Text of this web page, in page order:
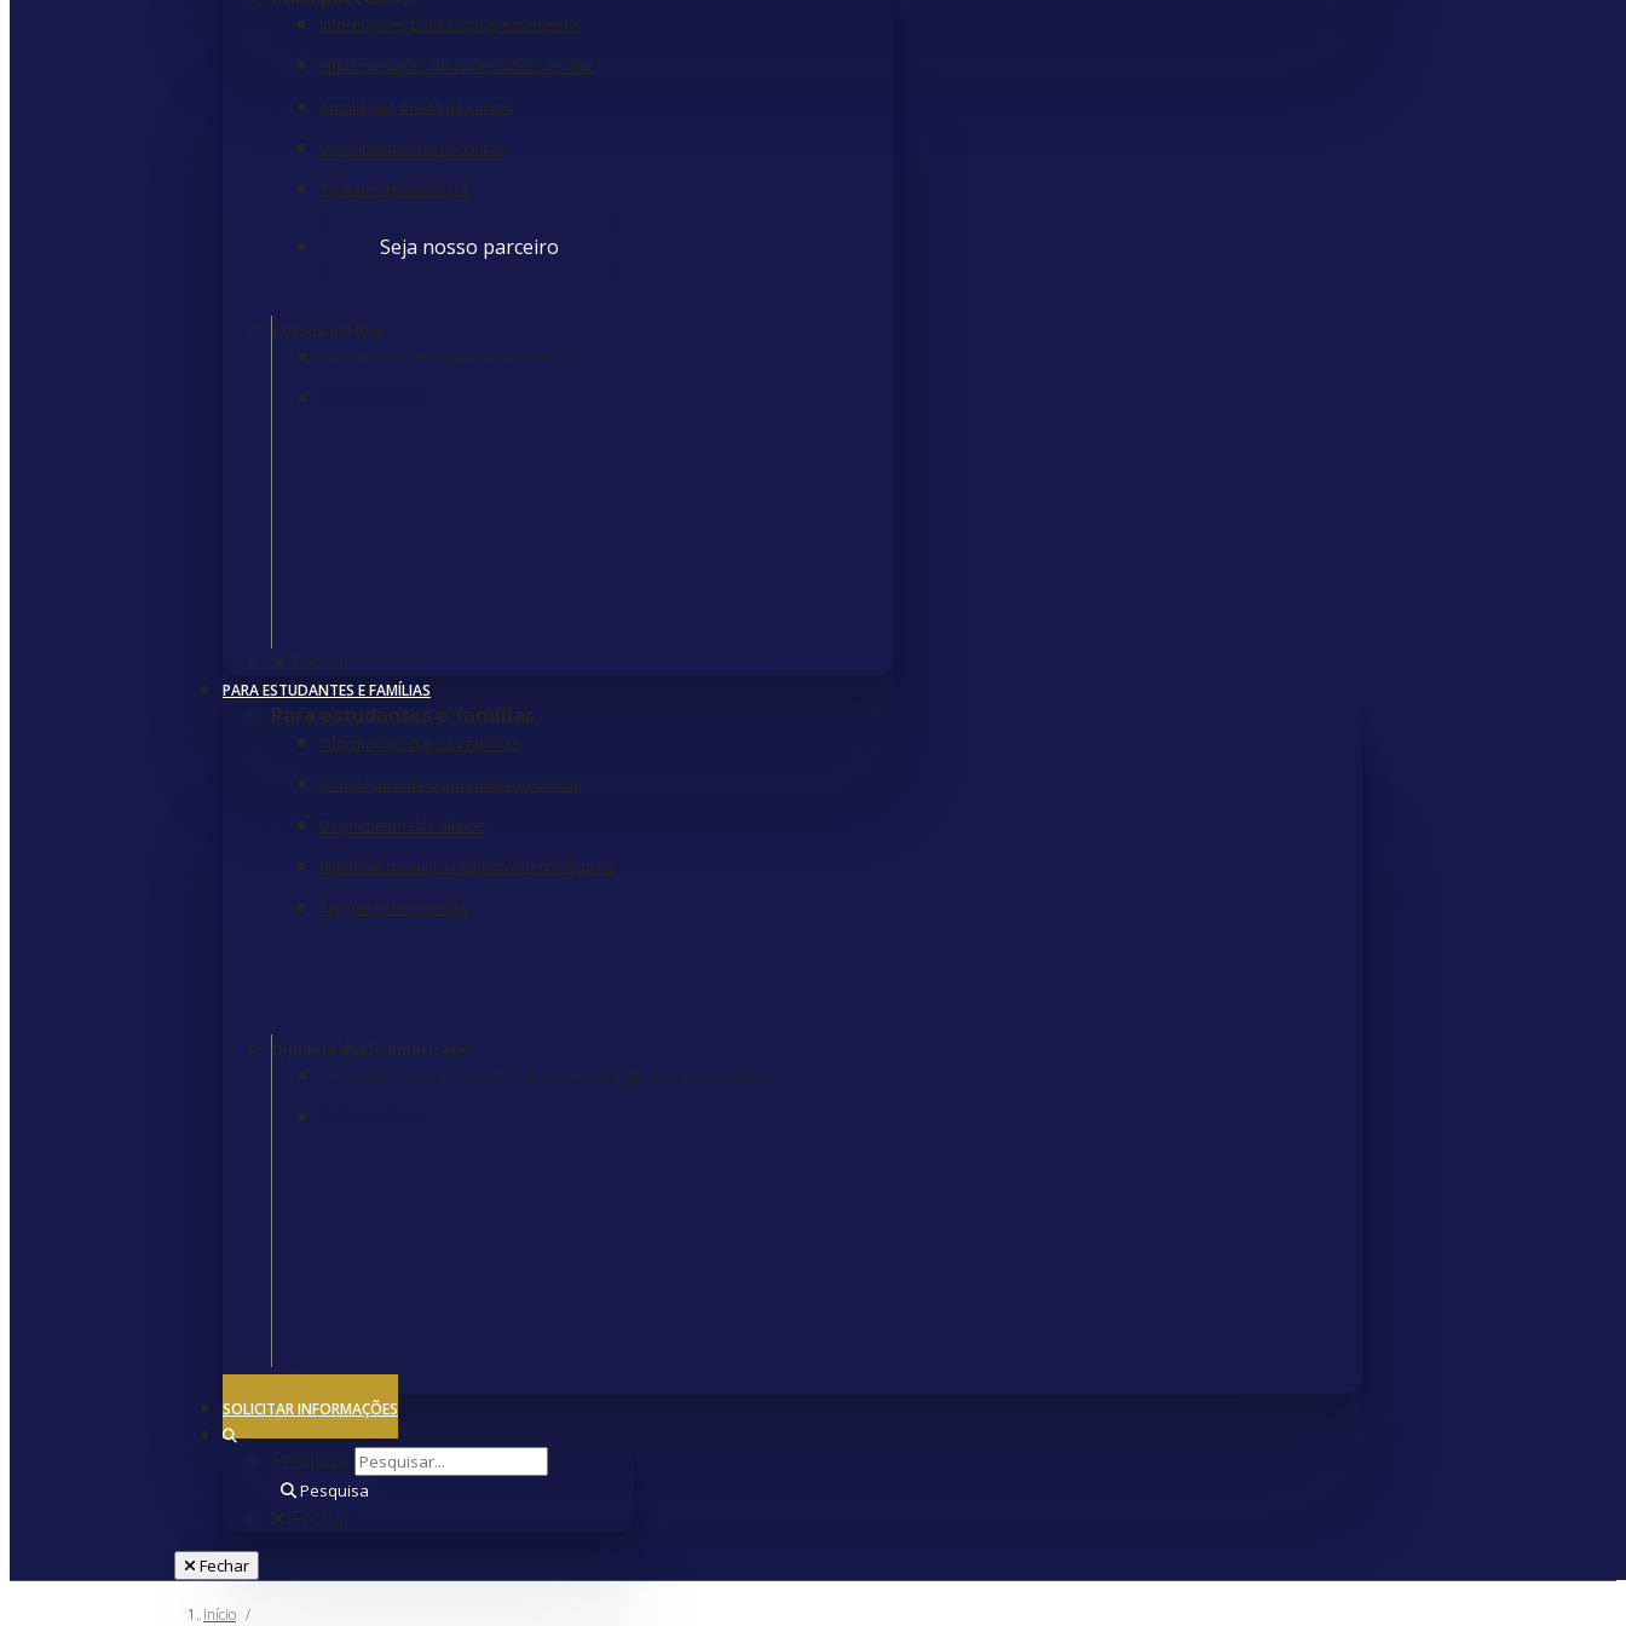
Informações para escolas e parceiros
Implementação do aprendizado on-line
Amplie sua oferta de cursos
Depoimentos de parceiros
Para clientes dos EUA
Seja nosso parceiro
Cursos on-line
Mais de 300 cursos para as séries K-12
Fechar
PARA ESTUDANTES E FAMÍLIAS
Para estudantes e famílias
Informações para as famílias
Como funciona o aprendizado on-line
Depoimentos de alunos
Materiais de aula e requisitos tecnológicos
Perguntas frequentes
Diploma duplo americano
Um caminho para as universidades de língua inglesa - e para o sucesso!
Fechar
SOLICITAR INFORMAÇÕES
Pesquisa
Pesquisa
Fechar
Fechar
Início /